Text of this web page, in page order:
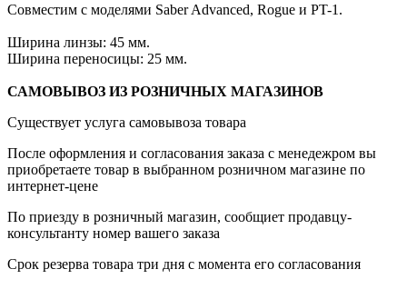
Совместим с моделями Saber Advanced, Rogue и PT-1.
Ширина линзы: 45 мм.
Ширина переносицы: 25 мм.
САМОВЫВОЗ ИЗ РОЗНИЧНЫХ МАГАЗИНОВ
Существует услуга самовывоза товара
После оформления и согласования заказа с менедежром вы
приобретаете товар в выбранном розничном магазине по
интернет-цене
По приезду в розничный магазин, сообщиет продавцу-
консультанту номер вашего заказа
Срок резерва товара три дня с момента его согласования